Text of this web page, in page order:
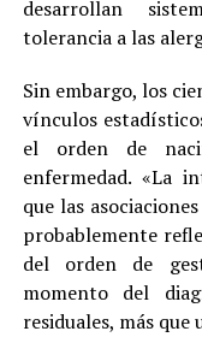
desarrollan
tolerancia a las
Sin embargo, los
vínculos
el orden de
enfermedad. «La
que las
probablemente
del orden de
momento del
residuales, más